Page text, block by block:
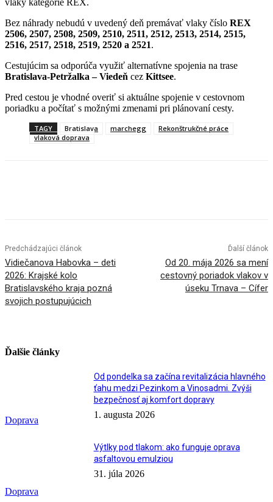
vlaky kategórie REX.
Bez náhrady nebudú v uvedený deň premávať vlaky číslo REX
2506, 2507, 2508, 2509, 2510, 2511, 2512, 2513, 2514, 2515,
2516, 2517, 2518, 2519, 2520 a 2521.
Cestujúcim sa odporúča využiť alternatívne spojenia na trase
Bratislava-Petržalka – Viedeň cez Kittsee.
Pred cestou je vhodné overiť si aktuálne spojenie v cestovnom
poriadku a počítať s možnými zmenami pri plánovaní cesty.
TAGY Bratislava marchegg
Rekonštrukčné práce
vlaková doprava
Predchádzajúci článok
Vidiečanova Habovka – deti
2026: Krajské kolo
Bratislavského kraja pozná
svojich postupujúcich
Ďalší článok
Od 20. mája 2026 sa mení
cestovný poriadok vlakov v
úseku Trnava – Cífer
Ďalšie články
Doprava
Od pondelka sa začína revitalizácia hlavného
ťahu medzi Pezinkom a Vinosadmi. Zvýši
bezpečnosť aj komfort dopravy
1. augusta 2026
Doprava
Výtlky pod tlakom: ako funguje oprava
asfaltovou emulziou
31. júla 2026